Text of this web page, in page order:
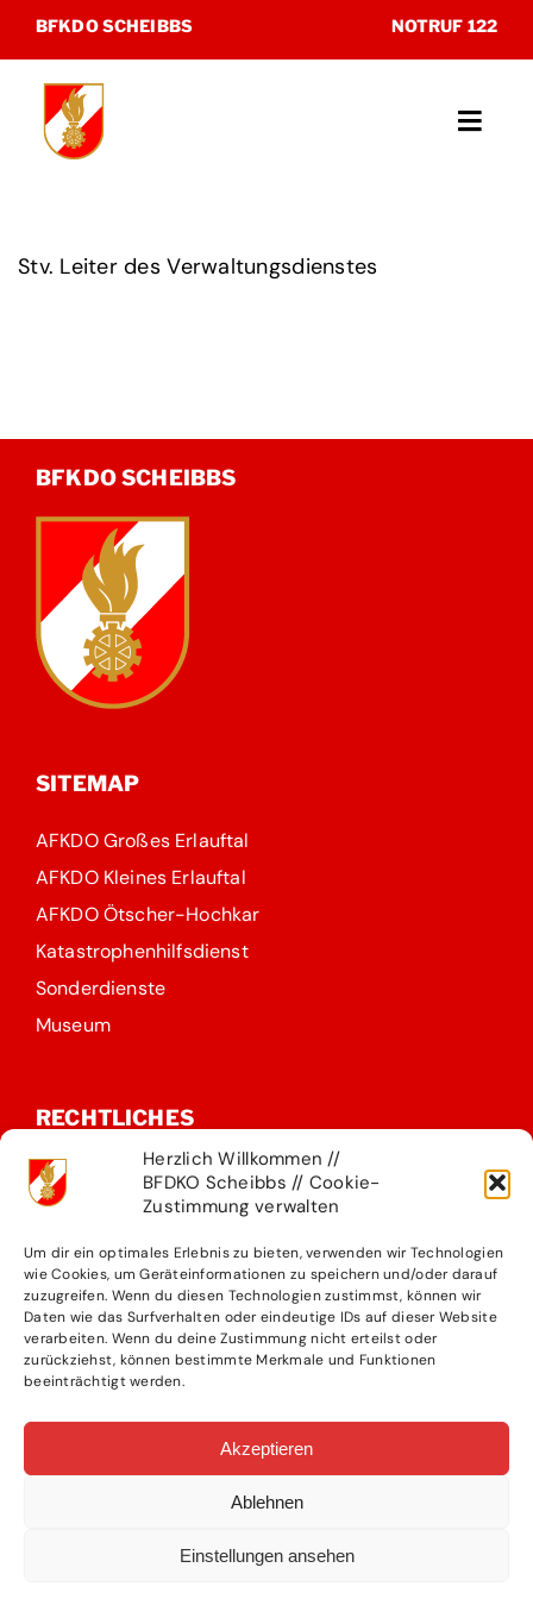
Herzlich Willkommen //
BFDKO Scheibbs // Cookie-
Zustimmung verwalten
Um dir ein optimales Erlebnis zu bieten, verwenden wir Technologien
wie Cookies, um Geräteinformationen zu speichern und/oder darauf
zuzugreifen. Wenn du diesen Technologien zustimmst, können wir
Daten wie das Surfverhalten oder eindeutige IDs auf dieser Website
verarbeiten. Wenn du deine Zustimmung nicht erteilst oder
zurückziehst, können bestimmte Merkmale und Funktionen
beeinträchtigt werden.
Akzeptieren
Ablehnen
Einstellungen ansehen
Inhalt
springen
BFKDO SCHEIBBS NOTRUF 122
Katastrophenhilfsdienst
Stv. Leiter des Verwaltungsdienstes
BFKDO SCHEIBBS
SITEMAP
AFKDO Großes Erlauftal
AFKDO Kleines Erlauftal
AFKDO Ötscher-Hochkar
Katastrophenhilfsdienst
Sonderdienste
Museum
RECHTLICHES
Impressum
Datenschutzerklärung
Kontakt
Presseteam
KONTAKT
Rutesheimer Str. 5
bfk.scheibbs@feuerwehr.gv.at